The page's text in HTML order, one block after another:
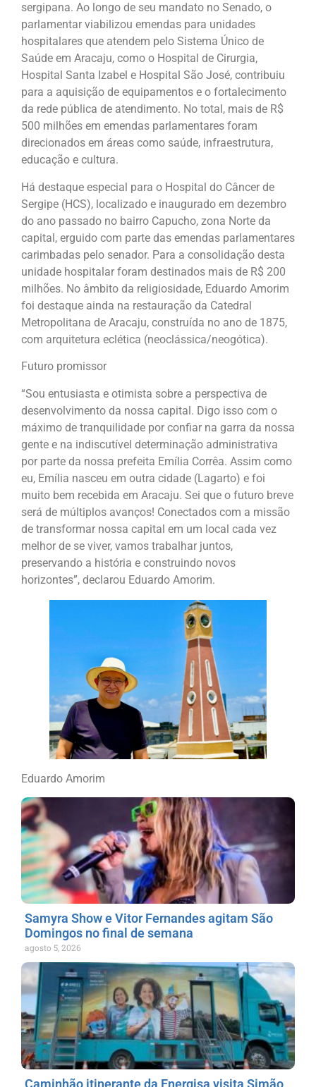
sergipana. Ao longo de seu mandato no Senado, o
parlamentar viabilizou emendas para unidades
hospitalares que atendem pelo Sistema Único de
Saúde em Aracaju, como o Hospital de Cirurgia,
Hospital Santa Izabel e Hospital São José, contribuiu
para a aquisição de equipamentos e o fortalecimento
da rede pública de atendimento. No total, mais de R$
500 milhões em emendas parlamentares foram
direcionados em áreas como saúde, infraestrutura,
educação e cultura.
Há destaque especial para o Hospital do Câncer de
Sergipe (HCS), localizado e inaugurado em dezembro
do ano passado no bairro Capucho, zona Norte da
capital, erguido com parte das emendas parlamentares
carimbadas pelo senador. Para a consolidação desta
unidade hospitalar foram destinados mais de R$ 200
milhões. No âmbito da religiosidade, Eduardo Amorim
foi destaque ainda na restauração da Catedral
Metropolitana de Aracaju, construída no ano de 1875,
com arquitetura eclética (neoclássica/neogótica).
Futuro promissor
“Sou entusiasta e otimista sobre a perspectiva de
desenvolvimento da nossa capital. Digo isso com o
máximo de tranquilidade por confiar na garra da nossa
gente e na indiscutível determinação administrativa
por parte da nossa prefeita Emília Corrêa. Assim como
eu, Emília nasceu em outra cidade (Lagarto) e foi
muito bem recebida em Aracaju. Sei que o futuro breve
será de múltiplos avanços! Conectados com a missão
de transformar nossa capital em um local cada vez
melhor de se viver, vamos trabalhar juntos,
preservando a história e construindo novos
horizontes”, declarou Eduardo Amorim.
Eduardo Amorim
Samyra Show e Vitor Fernandes agitam São
Domingos no final de semana
agosto 5, 2026
Caminhão itinerante da Energisa visita Simão